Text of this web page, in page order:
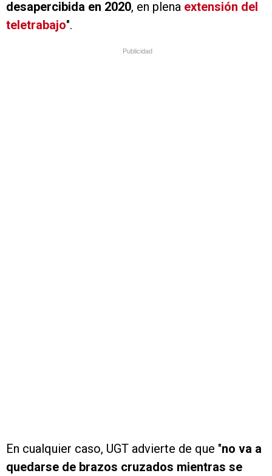
desapercibida en 2020, en plena extensión del
teletrabajo".
Publicidad
En cualquier caso, UGT advierte de que "no va a
quedarse de brazos cruzados mientras se